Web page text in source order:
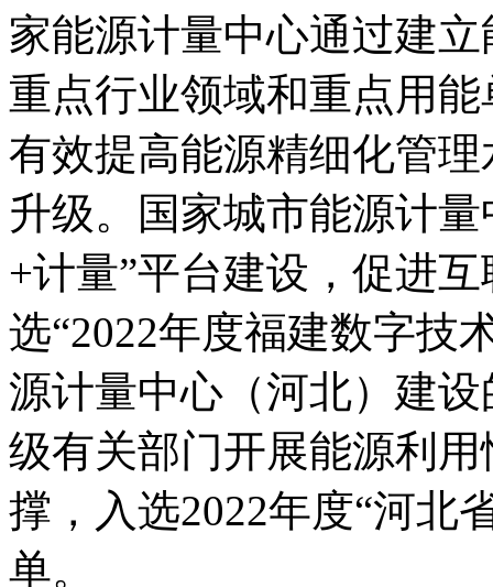
家能源计量中心通过建
重点行业领域和重点用
有效提高能源精细化管
升级。国家城市能源计
+计量”平台建设，促进
选“2022年度福建数字技
源计量中心（河北）建
级有关部门开展能源利
撑，入选2022年度“河北
单。